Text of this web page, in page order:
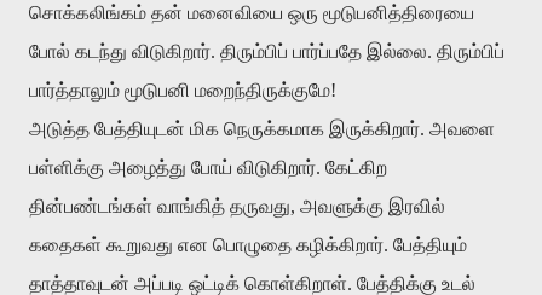
சொக்கலிங்கம் தன் மனைவியை ஒரு மூடுபனித்திரையை
போல் கடந்து விடுகிறார். திரும்பிப் பார்ப்பதே இல்லை. திரும்பிப்
பார்த்தாலும் மூடுபனி மறைந்திருக்குமே!
அடுத்த பேத்தியுடன் மிக நெருக்கமாக இருக்கிறார். அவளை
பள்ளிக்கு அழைத்து போய் விடுகிறார். கேட்கிற
தின்பண்டங்கள் வாங்கித் தருவது, அவளுக்கு இரவில்
கதைகள் கூறுவது என பொழுதை கழிக்கிறார். பேத்தியும்
தாத்தாவுடன் அப்படி ஒட்டிக் கொள்கிறாள். பேத்திக்கு உடல்